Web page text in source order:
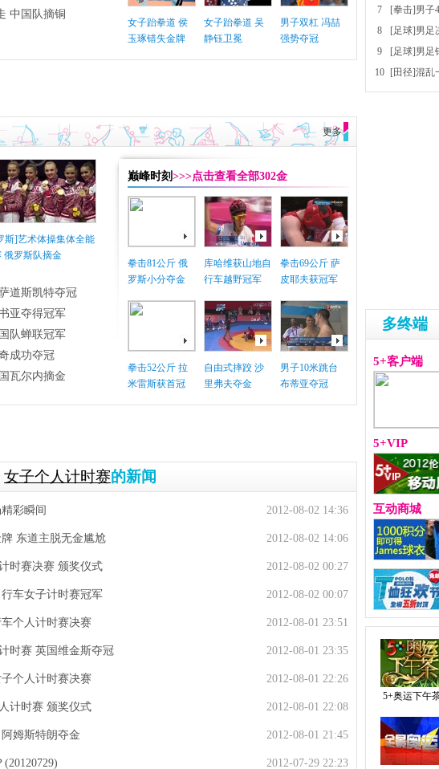
中国队摘铜
女子跆拳道 侯
玉琢错失金牌
女子跆拳道 吴
静钰卫冕
男子双杠 冯喆
强势夺冠
更多
斯]艺术体操集体全能
俄罗斯队摘金
道斯凯特夺冠
亚夺得冠军
队蝉联冠军
成功夺冠
瓦尔内摘金
巅峰时刻>>>点击查看全部302金
拳击81公斤 俄
罗斯小分夺金
库哈维获山地自
行车越野冠军
拳击69公斤 萨
皮耶夫获冠军
拳击52公斤 拉
米雷斯获首冠
自由式摔跤 沙
里弗夫夺金
男子10米跳台
布蒂亚夺冠
女子个人计时赛的新闻
2012-08-02 14:36
彩瞬间
2012-08-02 14:06
东道主脱无金尴尬
2012-08-02 00:27
时赛决赛 颁奖仪式
2012-08-02 00:07
车女子计时赛冠军
2012-08-01 23:51
个人计时赛决赛
2012-08-01 23:35
时赛 英国维金斯夺冠
2012-08-01 22:26
个人计时赛决赛
2012-08-01 22:08
计时赛 颁奖仪式
2012-08-01 21:45
姆斯特朗夺金
2012-07-29 22:23
7
[拳击]男子
8
[足球]男足
9
[足球]男足
10
[田径]混乱
多终端
5+客户端
5+VIP
互动商城
5+奥运下午